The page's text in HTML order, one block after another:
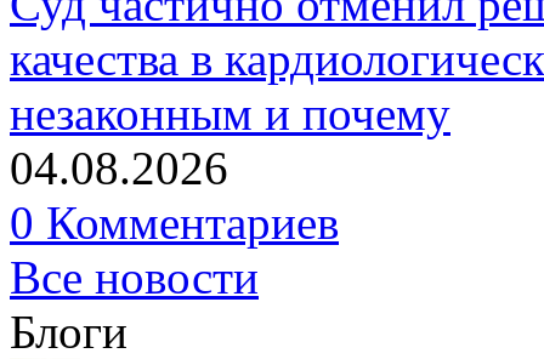
качества в
незаконным и почему
04.08.2026
0 Комментариев
Все новости
Блоги